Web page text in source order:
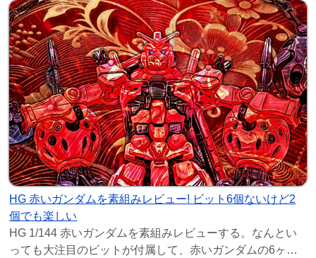
HG 赤いガンダムを素組みレビュー! ビット6個ないけど2
個でも楽しい
HG 1/144 赤いガンダムを素組みレビューする。なんとい
っても大注目のビットが付属して、赤いガンダムの6ヶ所